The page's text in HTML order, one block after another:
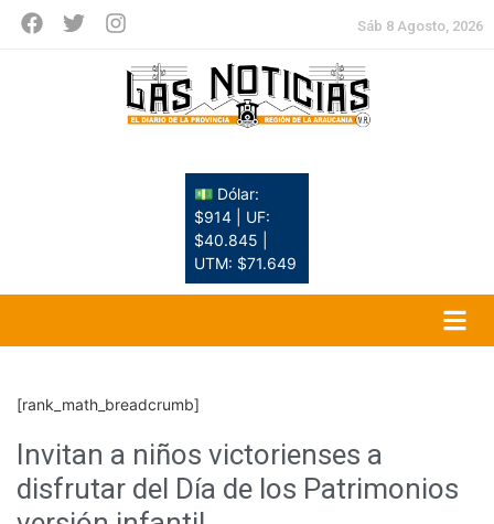
Sáb 8 Agosto, 2026
💵 Dólar:
$914 | UF:
$40.845 |
UTM: $71.649
[rank_math_breadcrumb]
Invitan a niños victorienses a
disfrutar del Día de los Patrimonios